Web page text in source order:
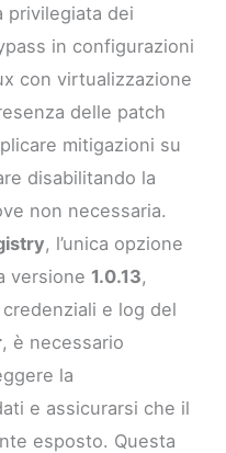
privilegiata dei
in configurazioni
con virtualizzazione
delle patch
mitigazioni su
disabilitando la
non necessaria.
, l’unica opzione
versione 1.0.13,
e log del
, è necessario
la
e assicurarsi che il
esposto. Questa